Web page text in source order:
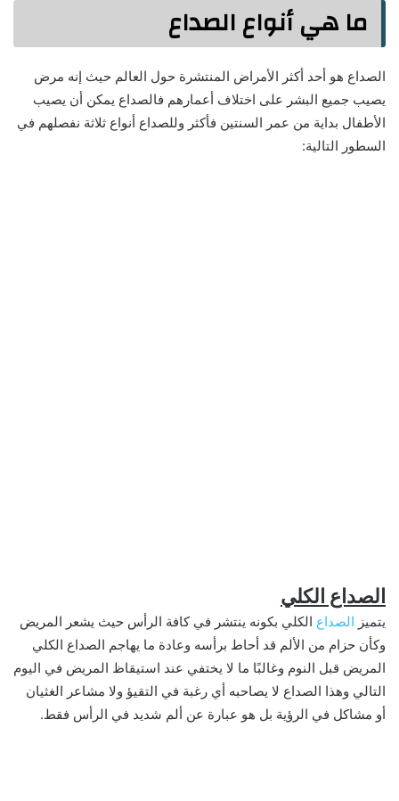
ما هي أنواع الصداع
الصداع هو أحد أكثر الأمراض المنتشرة حول العالم حيث إنه مرض
يصيب جميع البشر على اختلاف أعمارهم فالصداع يمكن أن يصيب
الأطفال بداية من عمر السنتين فأكثر وللصداع أنواع ثلاثة نفصلهم في
السطور التالية:
الصداع الكلي
يتميز الصداع الكلي بكونه ينتشر في كافة الرأس حيث يشعر المريض
وكأن حزام من الألم قد أحاط برأسه وعادة ما يهاجم الصداع الكلي
المريض قبل النوم وغالبًا ما لا يختفي عند استيقاظ المريض في اليوم
التالي وهذا الصداع لا يصاحبه أي رغبة في التقيؤ ولا مشاعر الغثيان
أو مشاكل في الرؤية بل هو عبارة عن ألم شديد في الرأس فقط.